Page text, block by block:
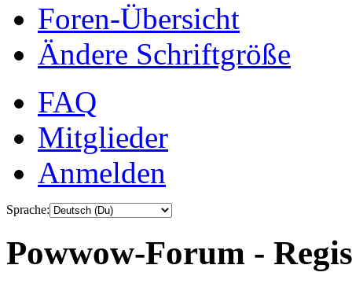
Foren-Übersicht
Ändere Schriftgröße
FAQ
Mitglieder
Anmelden
Sprache:
Powwow-Forum -